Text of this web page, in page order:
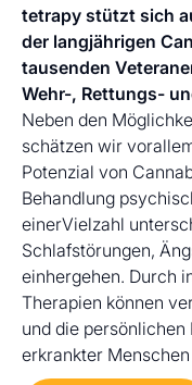
tetrapy stützt sich
der langjährigen
tausenden
Wehr-, Rettungs-
Neben den
schätzen wir
Potenzial von
Behandlung
einerVielzahl
Schlafstörungen,
einhergehen. Durch
Therapien können
und die
erkrankter